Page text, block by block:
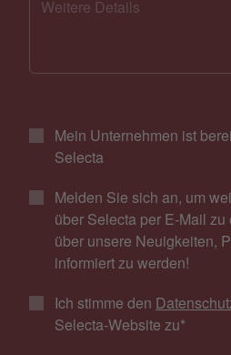
Mein Unternehmen ist
Selecta
Melden Sie sich an, um
über Selecta per E-Mail
über unsere Neuigkeiten,
informiert zu werden!
Ich stimme den
Selecta-Website zu*